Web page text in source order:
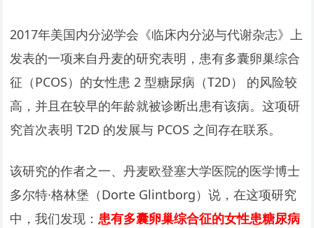
2017年美国内分泌学会《临床内分泌与代谢杂志》上
发表的一项来自丹麦的研究表明，患有多囊卵巢综合
征（PCOS）的女性患 2 型糖尿病（T2D） 的风险较
高，并且在较早的年龄就被诊断出患有该病。这项研
究首次表明 T2D 的发展与 PCOS 之间存在联系。
该研究的作者之一、丹麦欧登塞大学医院的医学博士
多尔特·格林堡（Dorte Glintborg）说，在这项研究
中，我们发现：患有多囊卵巢综合征的女性患糖尿病